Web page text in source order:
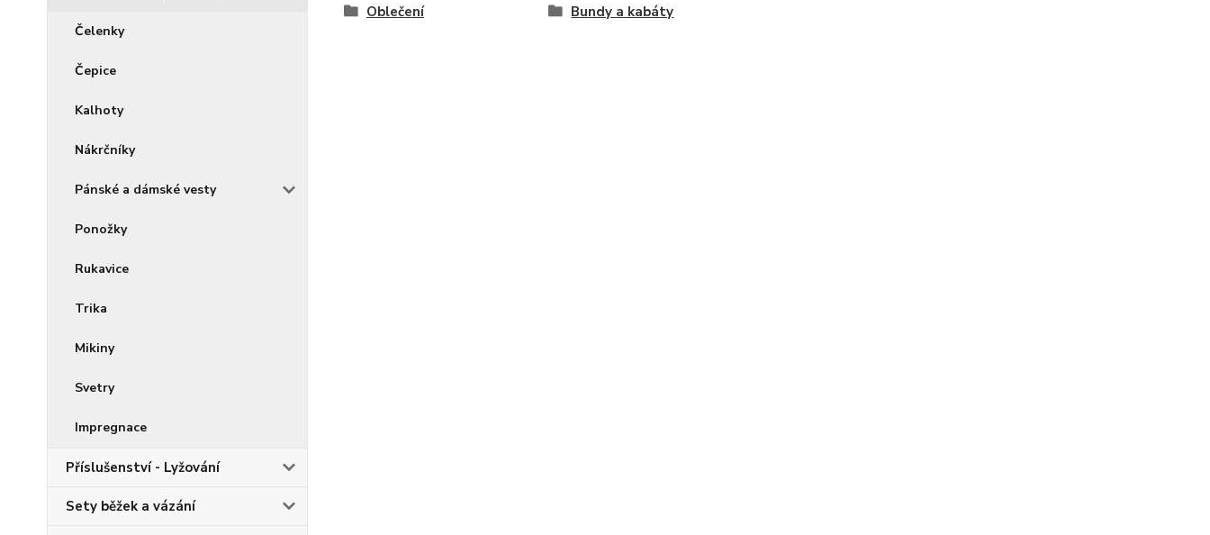
Čelenky
Čepice
Kalhoty
Nákrčníky
Pánské a dámské vesty
Ponožky
Rukavice
Trika
Mikiny
Svetry
Impregnace
Příslušenství - Lyžování
Sety běžek a vázání
Oblečení Bundy a kabáty